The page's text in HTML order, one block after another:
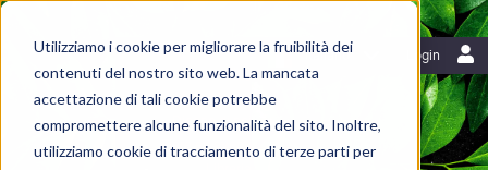
Utilizziamo i cookie per migliorare la fruibilità dei
contenuti del nostro sito web. La mancata
accettazione di tali cookie potrebbe
compromettere alcune funzionalità del sito. Inoltre,
utilizziamo cookie di tracciamento di terze parti per
Login
Italiano
Risorse
Blog
Mattei News
Dicono di noi
Fiere ed eventi